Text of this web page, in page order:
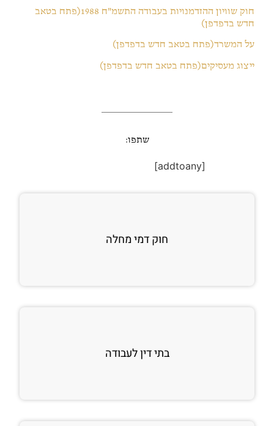
חוק שוויון ההזדמנויות בעבודה התשמ"ח 1988(פתח בטאב
חדש בדפדפן)
על המשרד(פתח בטאב חדש בדפדפן)
ייצוג מעסיקים(פתח בטאב חדש בדפדפן)
שתפו:
[addtoany]
חוק דמי מחלה
בתי דין לעבודה